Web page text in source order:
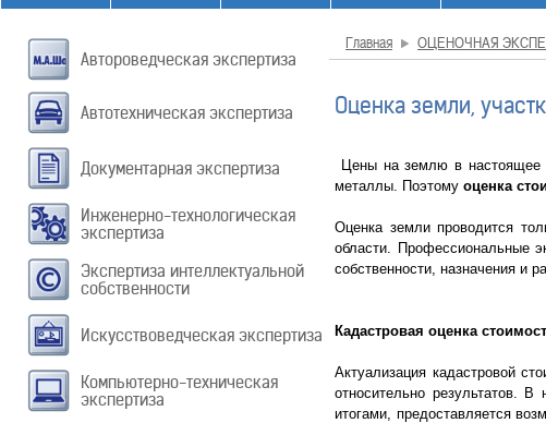
Автороведческая экспертиза
Автотехническая экспертиза
Документарная экспертиза
Инженерно-технологическая
экспертиза
Экспертиза интеллектуальной
собственности
Искусствоведческая экспертиза
Компьютерно-техническая
экспертиза
Главная ОЦЕНОЧНАЯ
Оценка земли,
Цены на землю в настоящее
металлы. Поэтому оценка
Оценка земли проводится
области. Профессиональные
собственности, назначения и
Кадастровая оценка
Актуализация кадастровой
относительно результатов.
итогами, предоставляется